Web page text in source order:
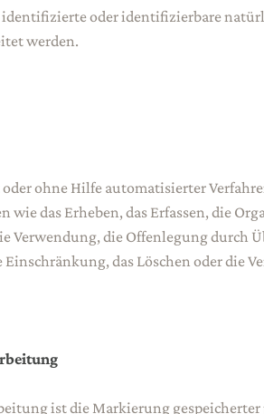
identifizierte oder identifizierbare
werden.
ohne Hilfe automatisierter
wie das Erheben, das Erfassen, die
Verwendung, die Offenlegung
das Löschen oder die
ist die Markierung